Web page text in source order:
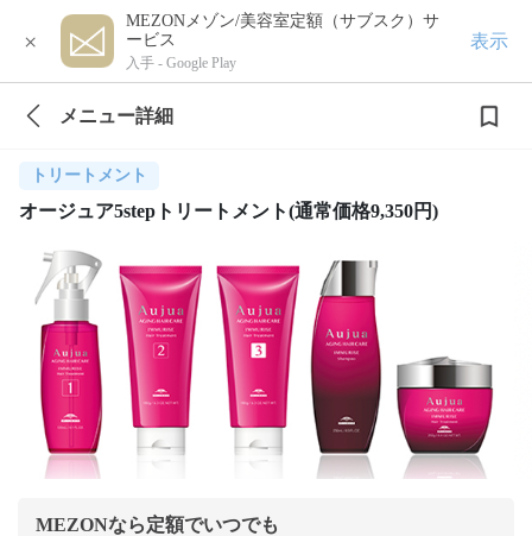
×
MEZONメゾン/美容室定額（サブスク）サ
ービス
入手 - Google Play
表示
メニュー詳細
トリートメント
オージュア5stepトリートメント(通常価格9,350円)
MEZONなら定額でいつでも